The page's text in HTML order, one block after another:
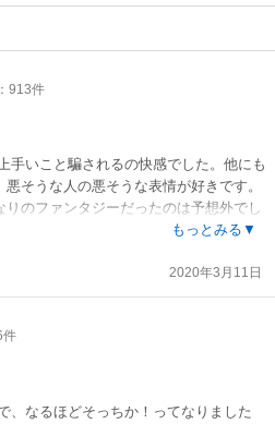
ャラクターデザイン:阿部恒 / 脚本:小
監督:山口貴之 / 録音スタジオ:HALF H・
・eba・うたたね歌菜）
ップアート」 / ED:内田雄馬「Hope」
スプレイ 第2クール」
913件
手いこと騙されるの快感でした。他にも
そうな人の悪そうな表情が好きです。
のファンタジーだったのは予想外でし
も絶対にパンツの見えないJKに驚きを隠
があって、謎がいっぱい散りばめられて
高め。好きなキャラは細呂木(シャーペ
張って飲み込んでます。
チープにならず面白い気がする。出て
永遠に平穏に暮らせないと思う。
もっとみる▼
2020年3月11日
件
、なるほどそっちか！ってなりました